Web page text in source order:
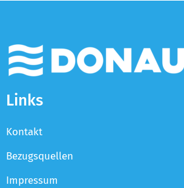
Links
Kontakt
Bezugsquellen
Impressum